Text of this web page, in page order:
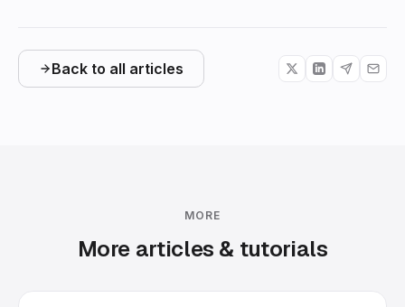
Back to all articles
MORE
More articles & tutorials